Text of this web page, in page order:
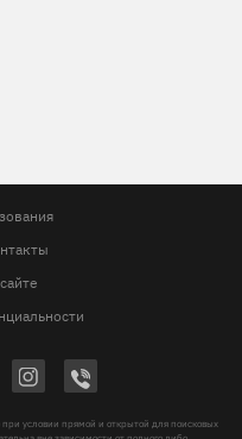
при условии прямой и открытой для поисковых